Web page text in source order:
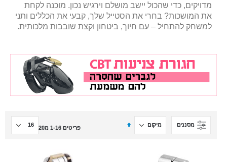
מדויקים, כדי שהכול יישב מושלם וירגיש נכון. מוכנה לקחת
את המושכות? בחרי את הסטייל שלך, קבעי את הכללים ותני
למשחק להתחיל – עם חיוך, ביטחון וקצת שובבות מלכותית.
מסננים
הגדר
פריטים 1-16 מ20